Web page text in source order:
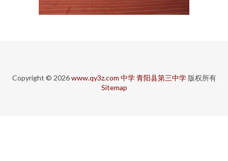
Copyright © 2026www.qy3z.com 中学 青阳县第三中学版权所有
Sitemap